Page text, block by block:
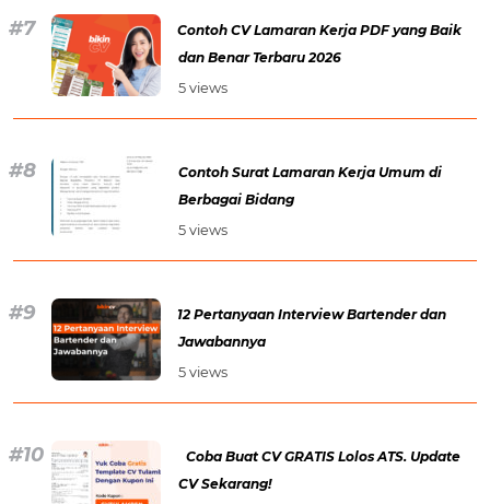
Contoh CV Lamaran Kerja PDF yang Baik
dan Benar Terbaru 2026
5 views
Contoh Surat Lamaran Kerja Umum di
Berbagai Bidang
5 views
12 Pertanyaan Interview Bartender dan
Jawabannya
5 views
Coba Buat CV GRATIS Lolos ATS. Update
CV Sekarang!